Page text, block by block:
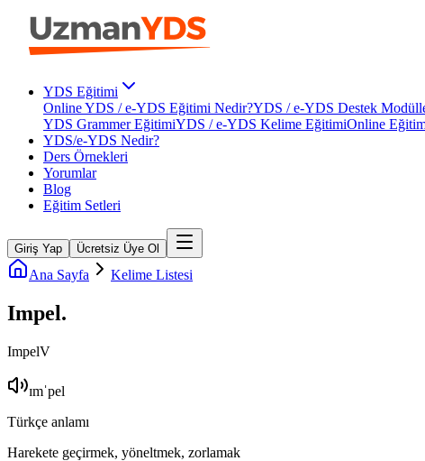
YDS Eğitimi
Online YDS / e-YDS Eğitimi Nedir?YDS / e-YDS Destek
YDS Grammer EğitimiYDS / e-YDS Kelime EğitimiOnline
YDS/e-YDS Nedir?
Ders Örnekleri
Yorumlar
Blog
Eğitim Setleri
Giriş Yap Ücretsiz Üye Ol
Ana Sayfa Kelime Listesi
Impel.
ImpelV
ɪmˈpel
Türkçe anlamı
Harekete geçirmek, yöneltmek, zorlamak